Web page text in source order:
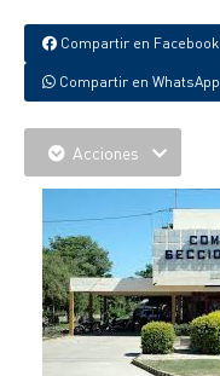
Compartir en Facebook
Compartir en WhatsApp
Acciones